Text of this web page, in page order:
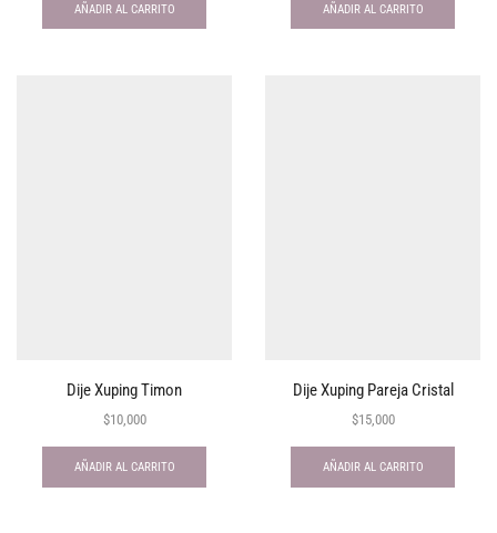
AÑADIR AL CARRITO AÑADIR AL CARRITO
Dije Xuping Timon
$10,000
AÑADIR AL CARRITO
Dije Xuping Pareja Cristal
$15,000
AÑADIR AL CARRITO